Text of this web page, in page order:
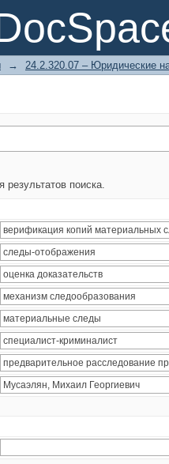
→ 24.2.320.07 – Юридические
поиска.